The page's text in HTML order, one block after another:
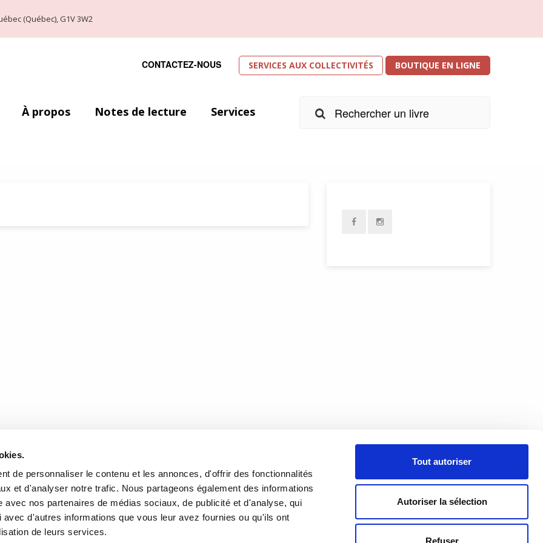
de personnaliser le contenu et les annonces, d'offrir des fonctionnalités
et d'analyser notre trafic. Nous partageons également des informations
avec nos partenaires de médias sociaux, de publicité et d'analyse, qui
d'autres informations que vous leur avez fournies ou qu'ils ont
de leurs services.
Tout autoriser
Autoriser la sélection
Refuser
(Québec), G1V 3W2
CONTACTEZ-NOUS SERVICES AUX COLLECTIVITÉS BOUTIQUE EN LIGNE
À propos Notes de lecture Services
de l'Église, Québec, QC
l’itinéraire
3640
Lundi au mercredi: 9h00 à 18h00
Jeudi et vendredi:
9h00 à 21h00
Samedi:
9h00 à 17h00
Dimanche :10h00 à 17h00
Fermé les jours fériés
À PROPOS
ÉQUIPE